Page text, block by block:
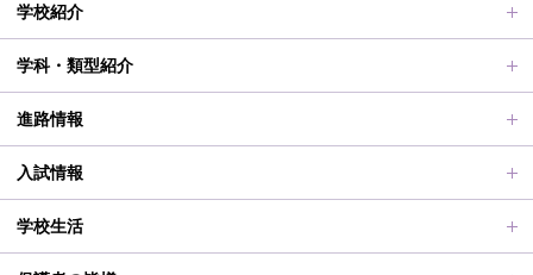
学校紹介
ごあいさつ、沿革
動画で見る学校案内、SUMIRE100-Fes
施設紹介
アクセス
学科・類型紹介
普通科Ⅱ類
普通科Ⅰ類
滋賀短での学び
進路情報
進路サポート
合格者メッセージ
入試情報
オープンスクール
学校生活